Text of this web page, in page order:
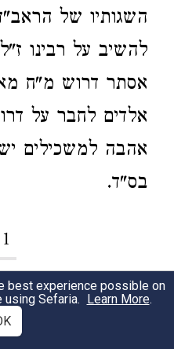
השגותיו של
להשיב על רבינו
אסתר דרוש מ"ח
אלדים לחבר על
אהבה למשכילים
בס"ד.
1
האל הנכבד
הנה רש"י ז"ל
best experience possible on
using Sefaria. Learn More.